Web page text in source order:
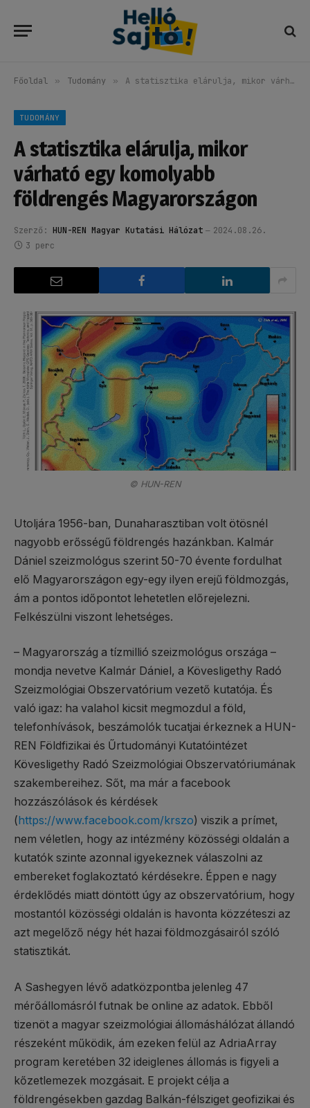
Főoldal » Tudomány » A statisztika elárulja, mikor várható egy komolyabb földrengés Magyarországon
TUDOMÁNY
A statisztika elárulja, mikor
várható egy komolyabb
földrengés Magyarországon
Szerző: HUN-REN Magyar Kutatási Hálózat
2024.08.26.
3 perc
© HUN-REN
Utoljára 1956-ban, Dunaharasztiban volt ötösnél
nagyobb erősségű földrengés hazánkban. Kalmár
Dániel szeizmológus szerint 50-70 évente fordulhat
elő Magyarországon egy-egy ilyen erejű földmozgás,
ám a pontos időpontot lehetetlen előrejelezni.
Felkészülni viszont lehetséges.
– Magyarország a tízmillió szeizmológus országa –
mondja nevetve Kalmár Dániel, a Kövesligethy Radó
Szeizmológiai Obszervatórium vezető kutatója. És
való igaz: ha valahol kicsit megmozdul a föld,
telefonhívások, beszámolók tucatjai érkeznek a HUN-
REN Földfizikai és Űrtudományi Kutatóintézet
Kövesligethy Radó Szeizmológiai Obszervatóriumának
szakembereihez. Sőt, ma már a facebook
hozzászólások és kérdések
( https://www.facebook.com/krszo) viszik a prímet,
nem véletlen, hogy az intézmény közösségi oldalán a
kutatók szinte azonnal igyekeznek válaszolni az
embereket foglakoztató kérdésekre. Éppen e nagy
érdeklődés miatt döntött úgy az obszervatórium, hogy
mostantól közösségi oldalán is havonta közzéteszi az
azt megelőző négy hét hazai földmozgásairól szóló
statisztikát.
A Sashegyen lévő adatközpontba jelenleg 47
mérőállomásról futnak be online az adatok. Ebből
tizenöt a magyar szeizmológiai állomáshálózat állandó
részeként működik, ám ezeken felül az AdriaArray
program keretében 32 ideiglenes állomás is figyeli a
kőzetlemezek mozgásait. E projekt célja a
földrengésekben gazdag Balkán-félsziget geofizikai és